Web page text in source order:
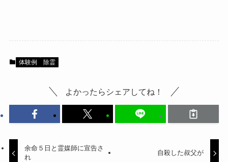
体験例 除霊
よかったらシェアしてね！
余命５日と霊媒師に宣告さ
れ
自殺した叔父が